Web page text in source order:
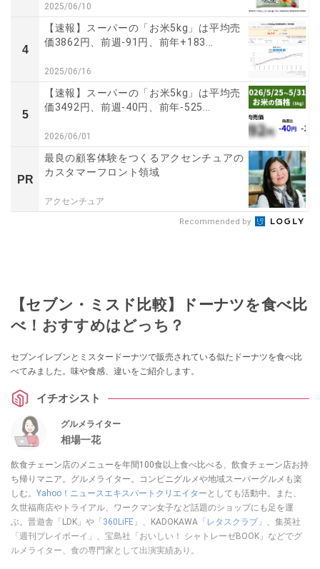
2025/06/10
4
【速報】スーパーの「お米5kg」は平均売
価3862円、前週-91円、前年+183...
2025/06/16
5
【速報】スーパーの「お米5kg」は平均売
価3492円、前週-40円、前年-525...
2026/06/01
PR
最良の顧客体験をつくるアクセンチュアの
カスタマーフロント領域
アクセンチュア
Recommended by
【セブン・ミスド比較】ドーナツを食べ比
べ！おすすめはどっち？
セブンイレブンとミスタードーナツで販売されている似たドーナツを食べ比
べてみました。味や食感、違いをご紹介します。
イチオシスト
グルメライター
相場一花
飲食チェーン店のメニューを年間100食以上食べ比べる、飲食チェーン店お持
ち帰りマニア。グルメライター。コンビニグルメや地域スーパーグルメも楽
しむ。 Yahoo！ニュースエキスパートクリエイター としても活動中。また、
久世福商店やトライアル、ワークマン女子など話題のショップにも足を運
ぶ。晋遊舎「LDK」や 「360LiFE」 、KADOKAWA 「レタスクラブ」 、集英社
「週刊プレイボーイ」、宝島社「おいしい！ シャトレーゼBOOK」などでグ
ルメライター、食の専門家として出演実績あり。